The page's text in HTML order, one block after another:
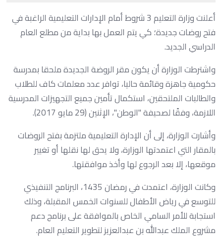
أعلنت وزارة التعليم 3 شروط أمام الإدارات التعليمية الراغبة في
فتح روضات جديدة؛ كي يتم العمل بها بداية من مطلع العام
الدراسي الجديد.
واشترطت الوزارة أن يكون مقر الروضة الجديدة ملحقا بمدرسة
حكومية جاهزة وقائمة حاليا، توافر عدد معلمات كاف للطلاب
والطالبات الملتحقين، استكمال تأمين جميع التجهيزات المدرسية
اللازمة، وفقًا لصحيفة "الوطن"، الإثنين (29 مايو 2017).
وأشارت الوزارة، إلى أن الإدارة التعليمية ملتزمة بفتح الروضات
بالمقار التي اعتمدتها الوزارة، ولا يحق لها نقلها أو تغيير
موقعها، إلا بعد الرجوع لها وأخذ موافقتها.
وكانت الوزارة، اعتمدت في رمضان 1435، البرنامج التنفيذي
للتوسع في رياض الأطفال للسنوات الخمس المقبلة، وذلك
استجابة للأمر السامي الخاص بالموافقة على برنامج دعم
مشروع الملك عبدالله بن عبدالعزيز لتطوير التعليم العام.